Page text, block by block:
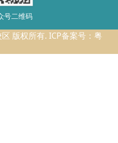
号二维码
版权所有. ICP备案号：粤